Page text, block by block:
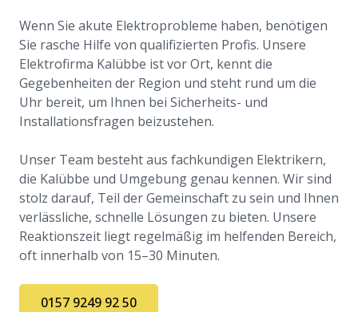
Wenn Sie akute Elektroprobleme haben, benötigen
Sie rasche Hilfe von qualifizierten Profis. Unsere
Elektrofirma Kalübbe ist vor Ort, kennt die
Gegebenheiten der Region und steht rund um die
Uhr bereit, um Ihnen bei Sicherheits- und
Installationsfragen beizustehen.
Unser Team besteht aus fachkundigen Elektrikern,
die Kalübbe und Umgebung genau kennen. Wir sind
stolz darauf, Teil der Gemeinschaft zu sein und Ihnen
verlässliche, schnelle Lösungen zu bieten. Unsere
Reaktionszeit liegt regelmäßig im helfenden Bereich,
oft innerhalb von 15–30 Minuten.
0157 9249 92 50